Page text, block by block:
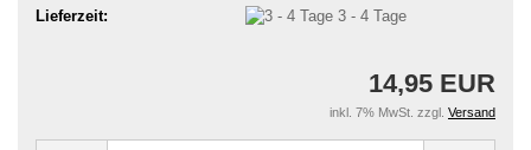
Lieferzeit:
3 - 4 Tage
14,95 EUR
inkl. 7% MwSt. zzgl. Versand